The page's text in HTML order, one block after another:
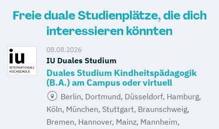
Freie duale Studienplätze, die dich
interessieren könnten
08.08.2026
IU Duales Studium
Duales Studium Kindheitspädagogik
(B.A.) am Campus oder virtuell
Berlin, Dortmund, Düsseldorf, Hamburg,
Köln, München, Stuttgart, Braunschweig,
Bremen, Hannover, Mainz, Mannheim,